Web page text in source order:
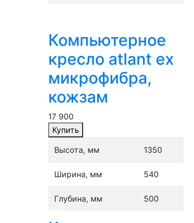
Компьютерное
кресло atlant ex
микрофибра,
кожзам
17 900
Купить
Высота, мм
1350
Ширина, мм 540
Глубина, мм 500